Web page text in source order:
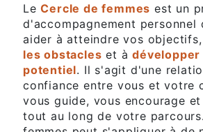
LeCercle de femmes est un
d'accompagnement personnel
aider à atteindre vos
les obstacles et à
potentiel. Il s'agit d'une
confiance entre vous et votre
vous guide, vous encourage
tout au long de votre